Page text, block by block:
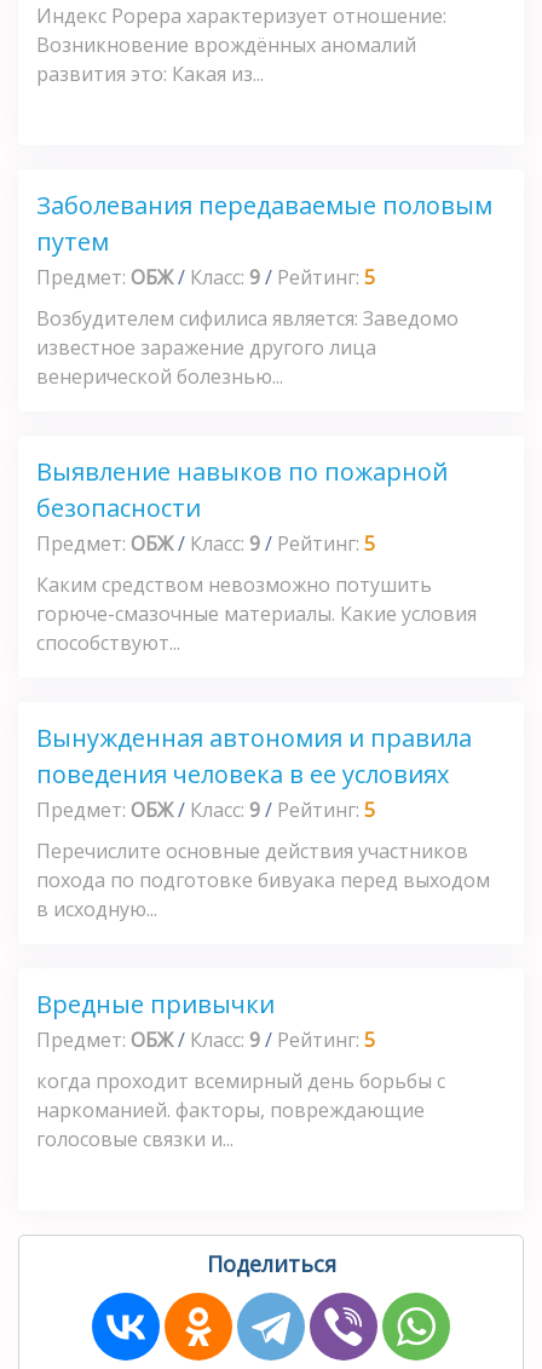
Индекс Рорера характеризует отношение:
Возникновение врождённых аномалий
развития это: Какая из...
Заболевания передаваемые половым
путем
Предмет: ОБЖ/ Класс: 9/ Рейтинг: 5
Возбудителем сифилиса является: Заведомо
известное заражение другого лица
венерической болезнью...
Выявление навыков по пожарной
безопасности
Предмет: ОБЖ/ Класс: 9/ Рейтинг: 5
Каким средством невозможно потушить
горюче-смазочные материалы. Какие условия
способствуют...
Вынужденная автономия и правила
поведения человека в ее условиях
Предмет: ОБЖ/ Класс: 9/ Рейтинг: 5
Перечислите основные действия участников
похода по подготовке бивуака перед выходом
в исходную...
Вредные привычки
Предмет: ОБЖ/ Класс: 9/ Рейтинг: 5
когда проходит всемирный день борьбы с
наркоманией. факторы, повреждающие
голосовые связки и...
Поделиться